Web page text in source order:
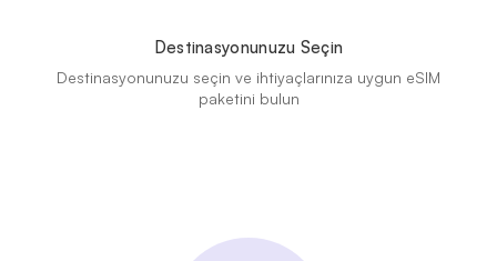
Destinasyonunuzu Seçin
Destinasyonunuzu seçin ve ihtiyaçlarınıza uygun eSIM
paketini bulun